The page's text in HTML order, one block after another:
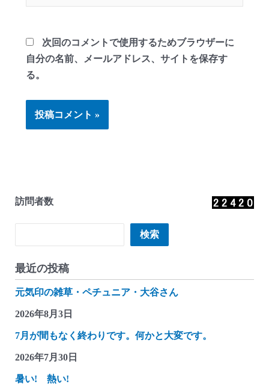
次回のコメントで使用するためブラウザーに
自分の名前、メールアドレス、サイトを保存す
る。
訪問者数
検索
最近の投稿
元気印の雑草・ペチュニア・大谷さん
2026年8月3日
7月が間もなく終わりです。何かと大変です。
2026年7月30日
暑い! 熱い!